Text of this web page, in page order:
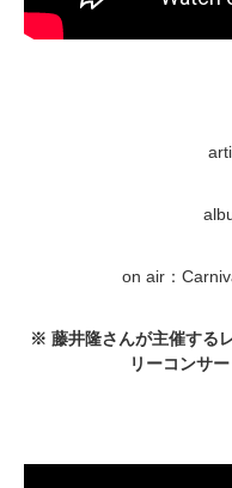
on air：
※ 藤井隆さんが主催する
リーコンサ